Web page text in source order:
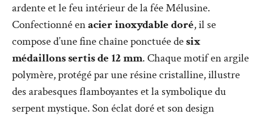
ardente et le feu intérieur de la fée Mélusine.
Confectionné enacier inoxydable doré, il se
compose d’une fine chaîne ponctuée desix
médaillons sertis de 12 mm. Chaque motif en argile
polymère, protégé par une résine cristalline, illustre
des arabesques flamboyantes et la symbolique du
serpent mystique. Son éclat doré et son design